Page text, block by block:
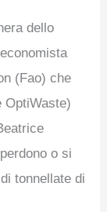
dello
(Fao) che
OptiWaste)
o si
tonnellate di